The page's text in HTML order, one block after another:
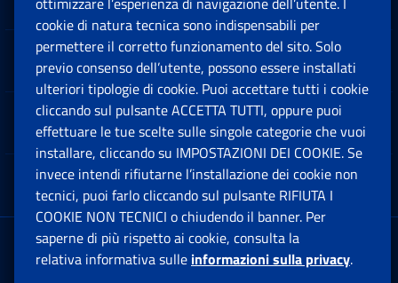
Software
Note Legali
App mobile
Sede Legale : Via Ciro il Grande, 21
00144 Roma
cookie di natura tecnica sono indispensabili per
permettere il corretto funzionamento del sito. Solo
previo consenso dell’utente, possono essere installati
ulteriori tipologie di cookie. Puoi accettare tutti i cookie
cliccando sul pulsante ACCETTA TUTTI, oppure puoi
effettuare le tue scelte sulle singole categorie che vuoi
installare, cliccando su IMPOSTAZIONI DEI COOKIE. Se
invece intendi rifiutarne l’installazione dei cookie non
tecnici, puoi farlo cliccando sul pulsante RIFIUTA I
COOKIE NON TECNICI o chiudendo il banner. Per
saperne di più rispetto ai cookie, consulta la
relativa informativa sulle informazioni sulla privacy.